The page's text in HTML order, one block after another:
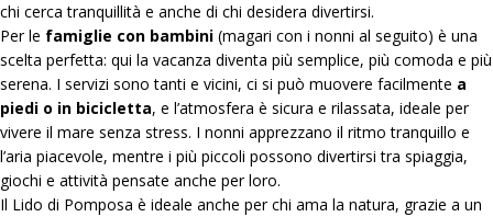
chi cerca tranquillità e anche di chi desidera divertirsi.
Per le famiglie con bambini (magari con i nonni al seguito) è una
scelta perfetta: qui la vacanza diventa più semplice, più comoda e più
serena. I servizi sono tanti e vicini, ci si può muovere facilmente a
piedi o in bicicletta, e l’atmosfera è sicura e rilassata, ideale per
vivere il mare senza stress. I nonni apprezzano il ritmo tranquillo e
l’aria piacevole, mentre i più piccoli possono divertirsi tra spiaggia,
giochi e attività pensate anche per loro.
Il Lido di Pomposa è ideale anche per chi ama la natura, grazie a un